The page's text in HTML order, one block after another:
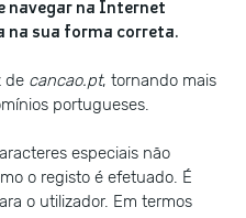
configurado ou se, pelo
navegar na Internet
na sua forma correta.
de cancao.pt, tornando mais
portugueses.
especiais não
o registo é efetuado. É
o utilizador. Em termos